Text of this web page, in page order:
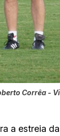
Corrêa -
a estreia